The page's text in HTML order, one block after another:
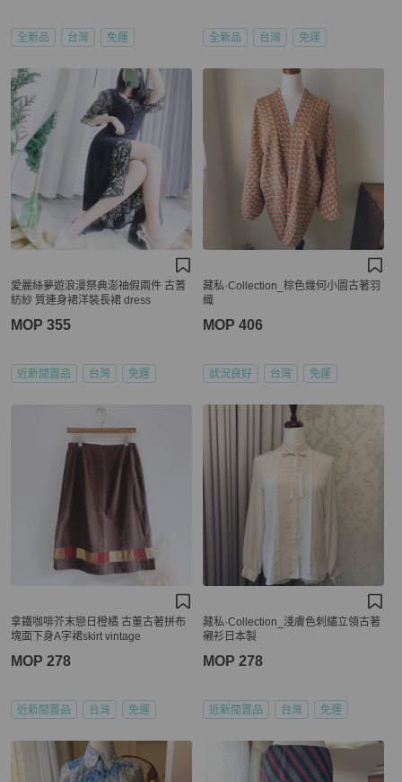
全新品 台灣 免運 全新品 台灣 免運
愛麗絲夢遊浪漫祭典澎䄂假兩件 古蓍
紡紗 質連身裙洋裝長裙 dress
MOP 355
近新閒置品 台灣 免運
藏私·Collection_棕色幾何小圖古著羽
織
MOP 406
狀況良好 台灣 免運
拿鐵咖啡芥末戀日橙橘 古董古著拼布
塊面下身A字裙skirt vintage
MOP 278
近新閒置品 台灣 免運
藏私·Collection_淺膚色刺繡立領古著
襯衫日本製
MOP 278
近新閒置品 台灣 免運